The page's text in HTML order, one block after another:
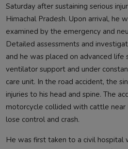
Saturday after sustaining serious
Himachal Pradesh. Upon arrival, he
examined by the emergency and
Detailed assessments and
and he was placed on advanced life
ventilator support and under
care unit. In the road accident, the
injuries to his head and spine. The
motorcycle collided with cattle near
lose control and crash.
He was first taken to a civil hospital